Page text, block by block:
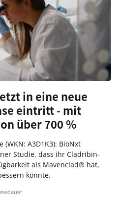
in eine neue
eintritt - mit
über 700 %
(WKN: A3D1K3): BioNxt
Studie, dass ihr Cladribin-
als Mavenclad® hat,
könnte.